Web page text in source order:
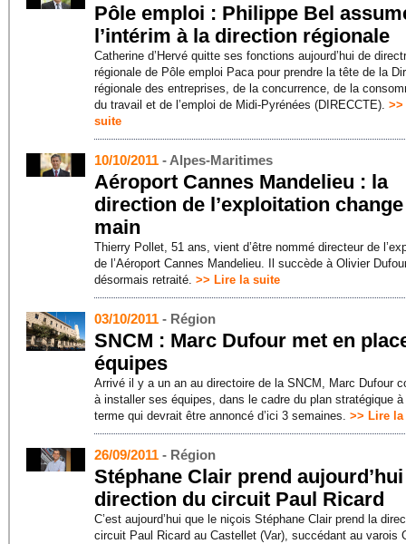
Pôle emploi : Philippe Bel
l’intérim à la direction régionale
Catherine d’Hervé quitte ses fonctions aujourd’hui de
régionale de Pôle emploi Paca pour prendre la tête de la
régionale des entreprises, de la concurrence, de la
du travail et de l’emploi de Midi-Pyrénées (DIRECCTE). >>
suite
10/10/2011 - Alpes-Maritimes
Aéroport Cannes Mandelieu : la
direction de l’exploitation
main
Thierry Pollet, 51 ans, vient d’être nommé directeur de
de l’Aéroport Cannes Mandelieu. Il succède à Olivier
désormais retraité. >> Lire la suite
03/10/2011 - Région
SNCM : Marc Dufour met en
équipes
Arrivé il y a un an au directoire de la SNCM, Marc Dufour
à installer ses équipes, dans le cadre du plan stratégique à
terme qui devrait être annoncé d’ici 3 semaines. >> Lire la
26/09/2011 - Région
Stéphane Clair prend
direction du circuit Paul Ricard
C’est aujourd’hui que le niçois Stéphane Clair prend la
circuit Paul Ricard au Castellet (Var), succédant au varois